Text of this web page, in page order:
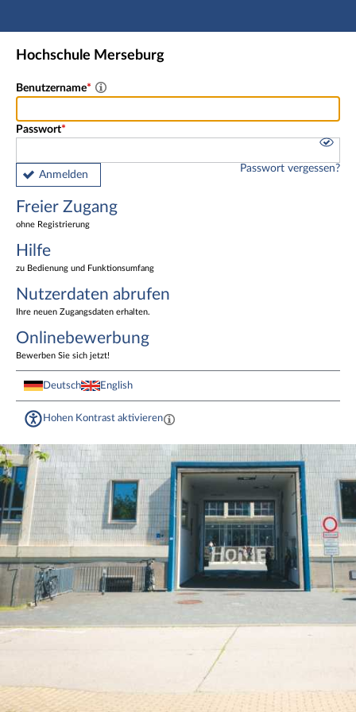
Hauptnavigation
Freier Zugang
Nutzerdaten abrufen
Fußzeile
Hochschule Merseburg
Benutzername
Passwort
Anmelden
Passwort vergessen?
Freier Zugang
ohne Registrierung
Hilfe
zu Bedienung und Funktionsumfang
Nutzerdaten abrufen
Ihre neuen Zugangsdaten erhalten.
Onlinebewerbung
Bewerben Sie sich jetzt!
Deutsch English
Hohen Kontrast aktivieren